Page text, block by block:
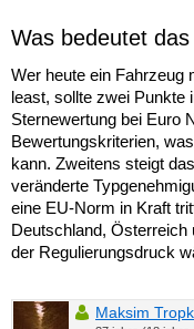
Was bedeutet
Wer heute ein Fahrzeug
least, sollte zwei Punkte
Sternewertung bei Euro
Bewertungskriterien,
kann. Zweitens steigt
veränderte
eine EU-Norm in Kraft
Deutschland, Österreich
der Regulierungsdruck
Maksim